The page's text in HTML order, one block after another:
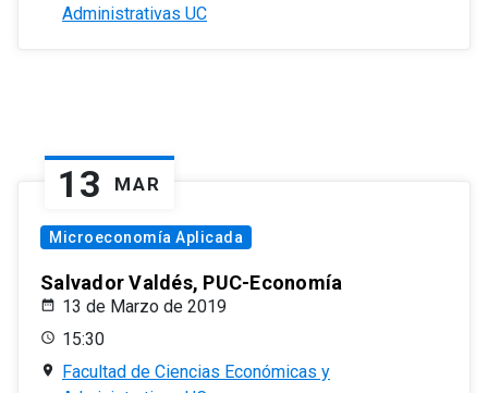
Administrativas UC
13 MAR
Microeconomía Aplicada
Salvador Valdés, PUC-Economía
13 de Marzo de 2019
15:30
Facultad de Ciencias Económicas y